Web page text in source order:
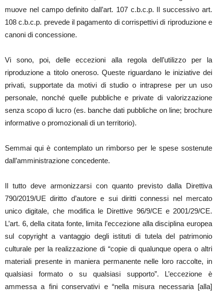
muove nel campo definito dall’art. 107 c.b.c.p. Il successivo art.
108 c.b.c.p. prevede il pagamento di corrispettivi di riproduzione e
canoni di concessione.
Vi sono, poi, delle eccezioni alla regola dell’utilizzo per la
riproduzione a titolo oneroso. Queste riguardano le iniziative dei
privati, supportate da motivi di studio o intraprese per un uso
personale, nonché quelle pubbliche e private di valorizzazione
senza scopo di lucro (es. banche dati pubbliche on line; brochure
informative o promozionali di un territorio).
Semmai qui è contemplato un rimborso per le spese sostenute
dall’amministrazione concedente.
Il tutto deve armonizzarsi con quanto previsto dalla Direttiva
790/2019/UE diritto d’autore e sui diritti connessi nel mercato
unico digitale, che modifica le Direttive 96/9/CE e 2001/29/CE.
L’art. 6, della citata fonte, limita l’eccezione alla disciplina europea
sul copyright a vantaggio degli istituti di tutela del patrimonio
culturale per la realizzazione di “copie di qualunque opera o altri
materiali presente in maniera permanente nelle loro raccolte, in
qualsiasi formato o su qualsiasi supporto”. L’eccezione è
ammessa a fini conservativi e “nella misura necessaria [alla]